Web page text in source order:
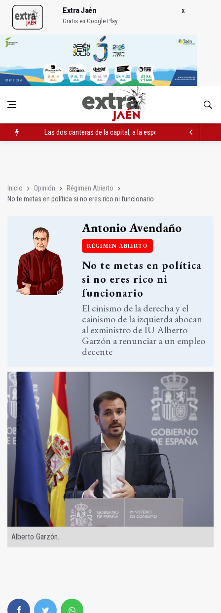
Extra Jaén
Gratis en Google Play
Las dos canteras de la capital, a la espera de que se restaure
Inicio Opinión
Régimen Abierto
No te metas en política si no eres rico ni funcionario
Antonio Avendaño
RÉGIMEN ABIERTO
No te metas en política
si no eres rico ni
funcionario
El cinismo de la derecha y el
cainismo de la izquierda abocan
al exministro de IU Alberto
Garzón a renunciar a un empleo
decente
Alberto Garzón.